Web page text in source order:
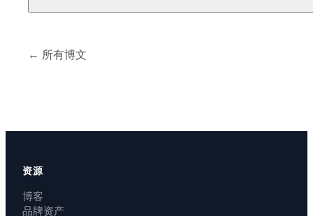
← 所有博文
资源
博客
品牌资产